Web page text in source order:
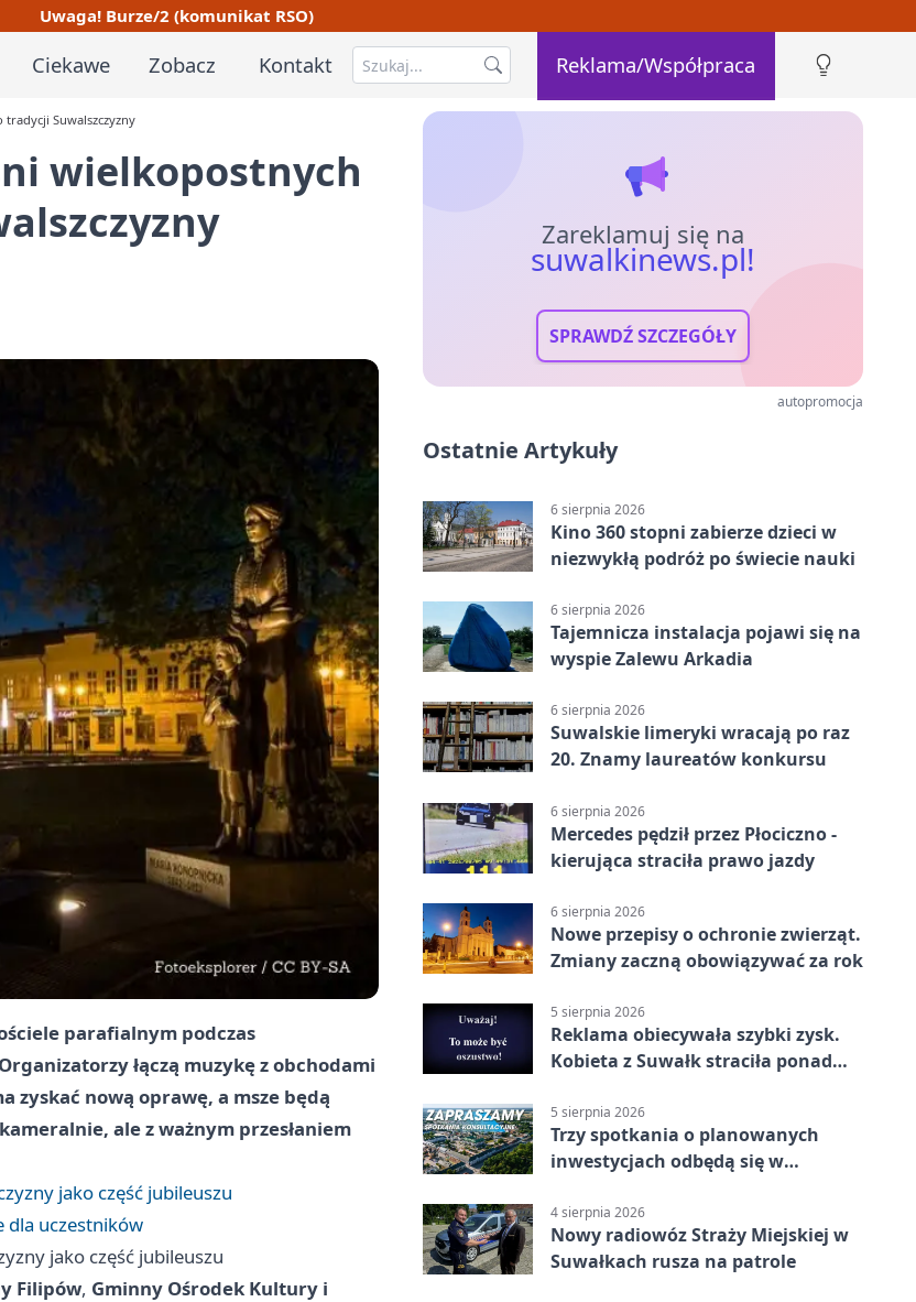
Uwaga! Burze/2 (komunikat RSO)
Ciekawe Zobacz Kontakt Reklama/Współpraca
Suwalszczyzny
wielkopostnych
parafialnym podczas
łączą muzykę z obchodami
zyskać nową oprawę, a msze będą
ale z ważnym przesłaniem
jako część jubileuszu
dla uczestników
jako część jubileuszu
Filipów, Gminny Ośrodek Kultury i
Zareklamuj się na
suwalkinews.pl!
SPRAWDŹ SZCZEGÓŁY
autopromocja
Ostatnie Artykuły
6 sierpnia 2026
Kino 360 stopni zabierze dzieci w
niezwykłą podróż po świecie nauki
6 sierpnia 2026
Tajemnicza instalacja pojawi się na
wyspie Zalewu Arkadia
6 sierpnia 2026
Suwalskie limeryki wracają po raz
20. Znamy laureatów konkursu
6 sierpnia 2026
Mercedes pędził przez Płociczno -
kierująca straciła prawo jazdy
6 sierpnia 2026
Nowe przepisy o ochronie zwierząt.
Zmiany zaczną obowiązywać za rok
5 sierpnia 2026
Reklama obiecywała szybki zysk.
Kobieta z Suwałk straciła ponad
5 sierpnia 2026
Trzy spotkania o planowanych
inwestycjach odbędą się w
4 sierpnia 2026
Nowy radiowóz Straży Miejskiej w
Suwałkach rusza na patrole